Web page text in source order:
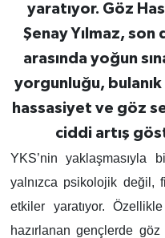
yaratıyor. Göz
Şenay Yılmaz,
arasında yoğun
yorgunluğu,
hassasiyet ve göz
ciddi artış
YKS’nin yaklaşmasıyla
yalnızca psikolojik değil,
etkiler yaratıyor.
hazırlanan gençlerde